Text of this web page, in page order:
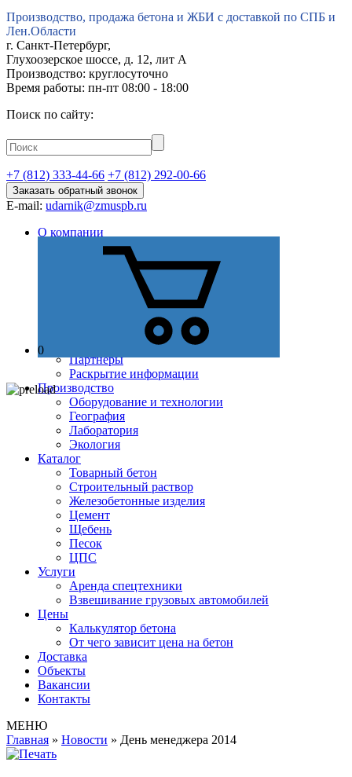
Производство, продажа бетона и ЖБИ с доставкой по СПБ и
Лен.Области
г. Санкт-Петербург,
Глухоозерское шоссе, д. 12, лит А
Производство: круглосуточно
Время работы: пн-пт 08:00 - 18:00
Поиск по сайту:
+7 (812) 333-44-66 +7 (812) 292-00-66
Заказать обратный звонок
E-mail: udarnik@zmuspb.ru
О компании
Сертификаты и лицензии
Наши преимущества
Партнеры
Раскрытие информации
Производство
Оборудование и технологии
География
Лаборатория
Экология
Каталог
Товарный бетон
Строительный раствор
Железобетонные изделия
Цемент
Щебень
Песок
ЦПС
Услуги
Аренда спецтехники
Взвешивание грузовых автомобилей
Цены
Калькулятор бетона
От чего зависит цена на бетон
Доставка
Объекты
Вакансии
Контакты
МЕНЮ
Главная » Новости » День менеджера 2014
0